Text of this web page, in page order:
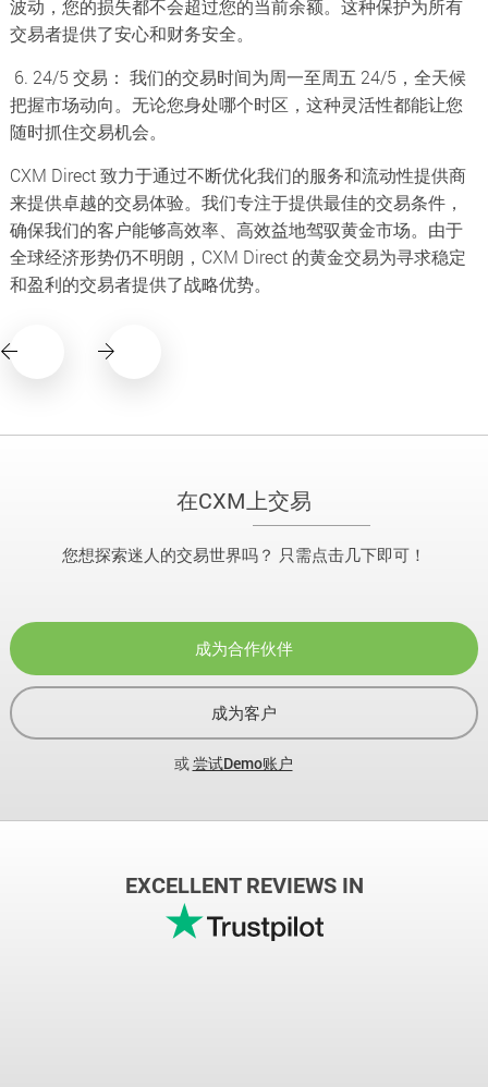
波动，您的损失都不会超过您的当前余额。这种保护为所有
交易者提供了安心和财务安全。
6. 24/5 交易： 我们的交易时间为周一至周五 24/5，全天候
把握市场动向。无论您身处哪个时区，这种灵活性都能让您
随时抓住交易机会。
CXM Direct 致力于通过不断优化我们的服务和流动性提供商
来提供卓越的交易体验。我们专注于提供最佳的交易条件，
确保我们的客户能够高效率、高效益地驾驭黄金市场。由于
全球经济形势仍不明朗，CXM Direct 的黄金交易为寻求稳定
和盈利的交易者提供了战略优势。
在CXM上交易
您想探索迷人的交易世界吗？ 只需点击几下即可！
成为合作伙伴
成为客户
或尝试Demo账户
EXCELLENT REVIEWS IN